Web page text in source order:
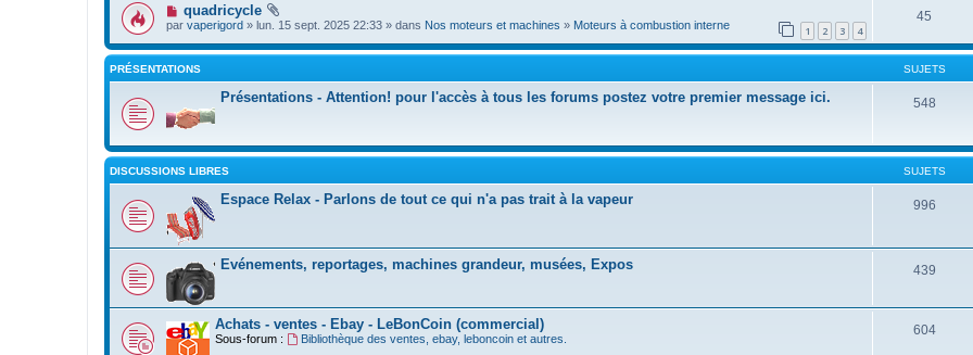
quadricycle
1 2 3 4
par vaperigord » lun. 15 sept. 2025 22:33 » dans Nos moteurs et machines » Moteurs à combustion interne
45
PRÉSENTATIONS SUJETS
Présentations - Attention! pour l'accès à tous les forums postez votre premier message ici. 548
DISCUSSIONS LIBRES SUJETS
Espace Relax - Parlons de tout ce qui n'a pas trait à la vapeur 996
Evénements, reportages, machines grandeur, musées, Expos 439
Achats - ventes - Ebay - LeBonCoin (commercial)
Sous-forum : Bibliothèque des ventes, ebay, leboncoin et autres.
604